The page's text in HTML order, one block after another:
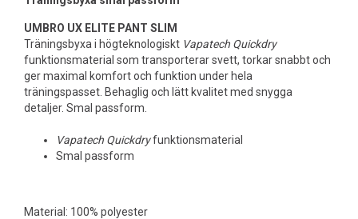
UMBRO UX ELITE PANT SLIM
Träningsbyxa i högteknologiskt Vapatech Quickdry
funktionsmaterial som transporterar svett, torkar snabbt och
ger maximal komfort och funktion under hela
träningspasset. Behaglig och lätt kvalitet med snygga
detaljer. Smal passform.
Vapatech Quickdryfunktionsmaterial
Smal passform
Material: 100% polyester